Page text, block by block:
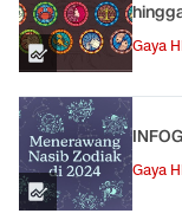
Gaya
Gaya